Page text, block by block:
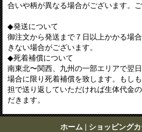
合いや柄が異なる場合がございます。ご
◆発送について
御注文から発送まで７日以上かかる場
きない場合がございます。
◆死着補償について
南東北〜関西、九州の一部エリアで翌
場合に限り死着補償を致します。もし
担で送り返していただければ生体代金
だきます。
ホーム | ショッピングカ